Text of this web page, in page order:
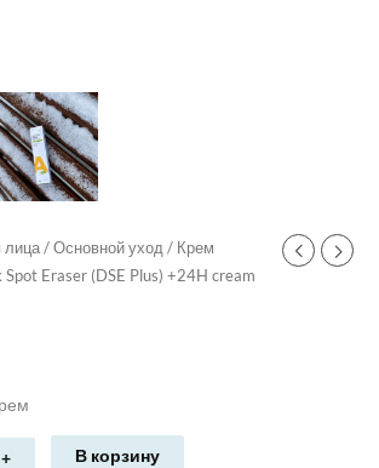
лица /Основной уход / Крем
Spot Eraser (DSE Plus) +24H cream
В корзину